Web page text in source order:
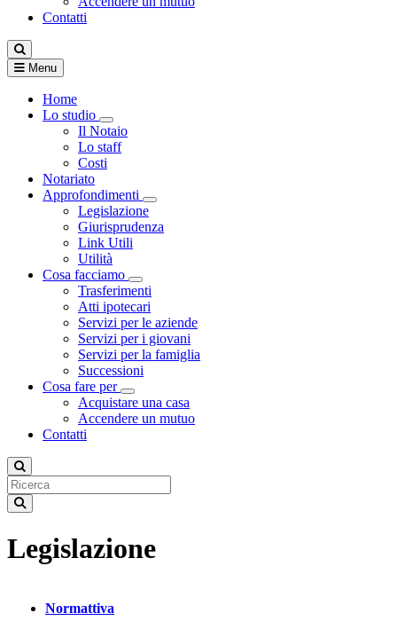
Contatti
Menu
Home
Lo studio
Visualizza menù di secondo livello
Il Notaio
Lo staff
Costi
Notariato
Approfondimenti
Visualizza menù di secondo livello
Legislazione
Giurisprudenza
Link Utili
Utilità
Cosa facciamo
Visualizza menù di secondo livello
Trasferimenti
Atti ipotecari
Servizi per le aziende
Servizi per i giovani
Servizi per la famiglia
Successioni
Cosa fare per
Visualizza menù di secondo livello
Acquistare una casa
Accendere un mutuo
Contatti
Legislazione
Normattiva